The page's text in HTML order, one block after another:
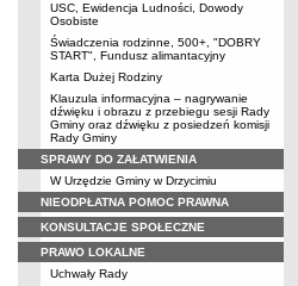
USC, Ewidencja Ludności, Dowody
Osobiste
Świadczenia rodzinne, 500+, "DOBRY
START", Fundusz alimantacyjny
Karta Dużej Rodziny
Klauzula informacyjna – nagrywanie
dźwięku i obrazu z przebiegu sesji Rady
Gminy oraz dźwięku z posiedzeń komisji
Rady Gminy
SPRAWY DO ZAŁATWIENIA
W Urzędzie Gminy w Drzycimiu
NIEODPŁATNA POMOC PRAWNA
KONSULTACJE SPOŁECZNE
PRAWO LOKALNE
Uchwały Rady